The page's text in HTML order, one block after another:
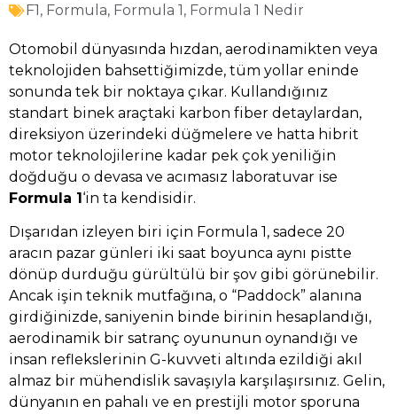
F1, Formula, Formula 1, Formula 1 Nedir
Otomobil dünyasında hızdan, aerodinamikten veya
teknolojiden bahsettiğimizde, tüm yollar eninde
sonunda tek bir noktaya çıkar. Kullandığınız
standart binek araçtaki karbon fiber detaylardan,
direksiyon üzerindeki düğmelere ve hatta hibrit
motor teknolojilerine kadar pek çok yeniliğin
doğduğu o devasa ve acımasız laboratuvar ise
Formula 1‘in ta kendisidir.
Dışarıdan izleyen biri için Formula 1, sadece 20
aracın pazar günleri iki saat boyunca aynı pistte
dönüp durduğu gürültülü bir şov gibi görünebilir.
Ancak işin teknik mutfağına, o “Paddock” alanına
girdiğinizde, saniyenin binde birinin hesaplandığı,
aerodinamik bir satranç oyununun oynandığı ve
insan reflekslerinin G-kuvveti altında ezildiği akıl
almaz bir mühendislik savaşıyla karşılaşırsınız. Gelin,
dünyanın en pahalı ve en prestijli motor sporuna